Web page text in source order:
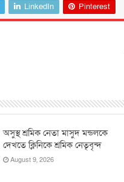
LinkedIn Pinterest
অসুস্থ শ্রমিক নেতা মাসুদ মন্ডলকে
দেখতে ক্লিনিকে শ্রমিক নেতৃবৃন্দ
August 9, 2026